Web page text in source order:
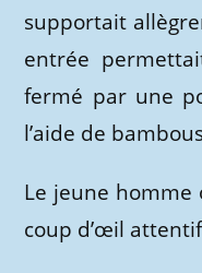
supportait
entrée
fermé par une
l’aide de
Le jeune
coup d’œil